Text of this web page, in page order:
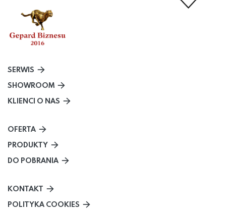
SERWIS
SHOWROOM
KLIENCI O NAS
OFERTA
PRODUKTY
DO POBRANIA
KONTAKT
POLITYKA COOKIES